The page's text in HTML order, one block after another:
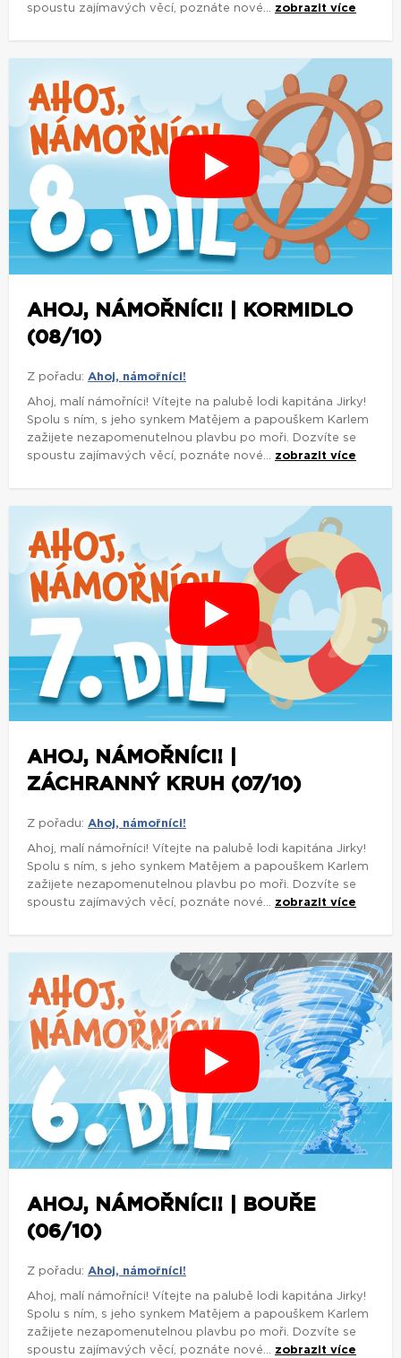
spoustu zajímavých věcí, poznáte nové... zobrazit více
AHOJ, NÁMOŘNÍCI! | KORMIDLO
(08/10)
Z pořadu: Ahoj, námořníci!
Ahoj, malí námořníci! Vítejte na palubě lodi kapitána Jirky!
Spolu s ním, s jeho synkem Matějem a papouškem Karlem
zažijete nezapomenutelnou plavbu po moři. Dozvíte se
spoustu zajímavých věcí, poznáte nové... zobrazit více
AHOJ, NÁMOŘNÍCI! |
ZÁCHRANNÝ KRUH (07/10)
Z pořadu: Ahoj, námořníci!
Ahoj, malí námořníci! Vítejte na palubě lodi kapitána Jirky!
Spolu s ním, s jeho synkem Matějem a papouškem Karlem
zažijete nezapomenutelnou plavbu po moři. Dozvíte se
spoustu zajímavých věcí, poznáte nové... zobrazit více
AHOJ, NÁMOŘNÍCI! | BOUŘE
(06/10)
Z pořadu: Ahoj, námořníci!
Ahoj, malí námořníci! Vítejte na palubě lodi kapitána Jirky!
Spolu s ním, s jeho synkem Matějem a papouškem Karlem
zažijete nezapomenutelnou plavbu po moři. Dozvíte se
spoustu zajímavých věcí, poznáte nové... zobrazit více